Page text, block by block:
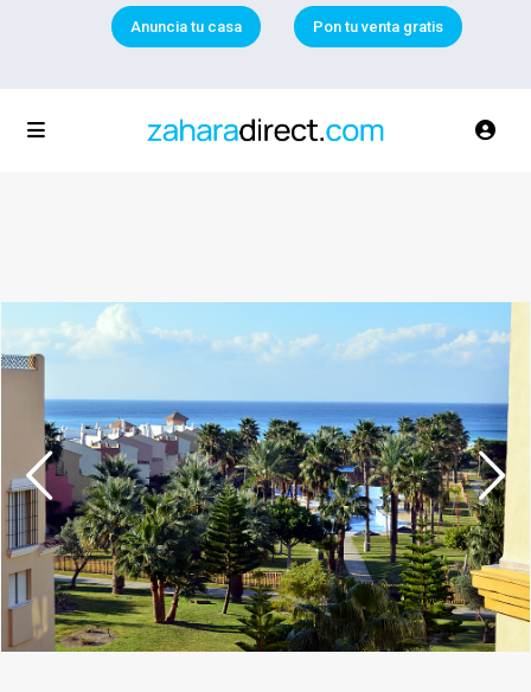
Anuncia tu casa Pon tu venta gratis